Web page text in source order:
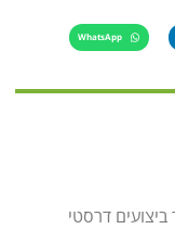
WhatsApp
דרסטי